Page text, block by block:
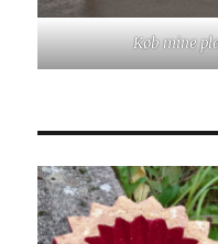
Køb mine